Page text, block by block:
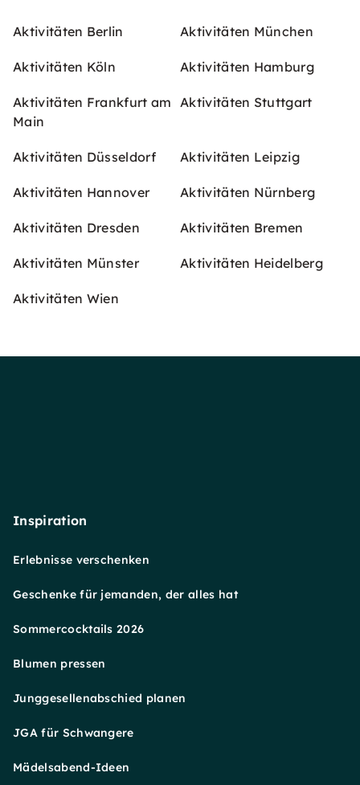
Aktivitäten Berlin Aktivitäten München
Aktivitäten Köln Aktivitäten Hamburg
Aktivitäten Frankfurt am
Main
Aktivitäten Stuttgart
Aktivitäten Düsseldorf Aktivitäten Leipzig
Aktivitäten Hannover Aktivitäten Nürnberg
Aktivitäten Dresden Aktivitäten Bremen
Aktivitäten Münster Aktivitäten Heidelberg
Aktivitäten Wien
Inspiration
Erlebnisse verschenken
Geschenke für jemanden, der alles hat
Sommercocktails 2026
Blumen pressen
Junggesellenabschied planen
JGA für Schwangere
Mädelsabend-Ideen